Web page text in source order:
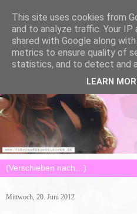
Mittwoch, 20. Juni 2012
This site uses cookies from
and to analyze traffic. Your IP
shared with Google along
metrics to ensure quality of
statistics, and to detect and
LEARN